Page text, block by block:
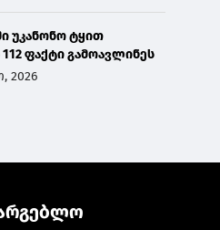
უკანონო ტყით
ფაქტი გამოავლინეს
2026